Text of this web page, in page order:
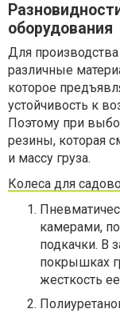
оборудования
Для
различные
которое
устойчивость к
Поэтому при
резины, которая
и массу груза.
Колеса для
камерами,
подкачки. В
покрышках
жесткость